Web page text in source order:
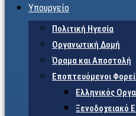
Υπουργείο
Πολιτική Ηγεσία
Οργανωτική Δομή
Όραμα και Αποστολή
Εποπτευόμενοι
Eλληνικός
Ξενοδοχειακό